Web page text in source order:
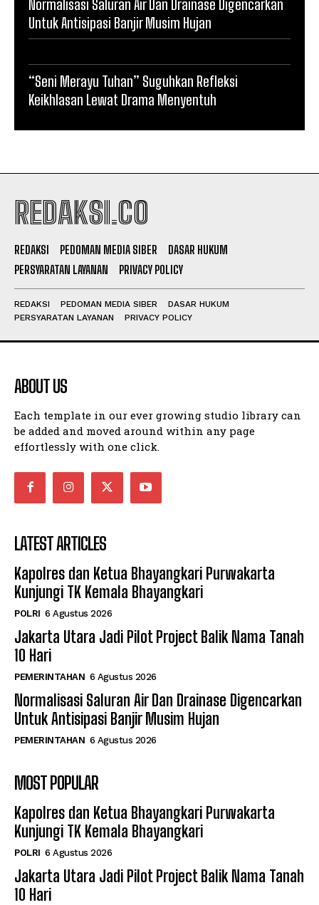
Normalisasi Saluran Air Dan Drainase Digencarkan
Untuk Antisipasi Banjir Musim Hujan
“Seni Merayu Tuhan” Suguhkan Refleksi
Keikhlasan Lewat Drama Menyentuh
REDAKSI.CO
REDAKSI PEDOMAN MEDIA SIBER
DASAR HUKUM
PERSYARATAN LAYANAN
PRIVACY POLICY
REDAKSI PEDOMAN MEDIA SIBER
DASAR HUKUM
PERSYARATAN LAYANAN
PRIVACY POLICY
ABOUT US
Each template in our ever growing studio library can
be added and moved around within any page
effortlessly with one click.
LATEST ARTICLES
Kapolres dan Ketua Bhayangkari Purwakarta
Kunjungi TK Kemala Bhayangkari
POLRI 6 Agustus 2026
Jakarta Utara Jadi Pilot Project Balik Nama Tanah
10 Hari
PEMERINTAHAN 6 Agustus 2026
Normalisasi Saluran Air Dan Drainase Digencarkan
Untuk Antisipasi Banjir Musim Hujan
PEMERINTAHAN 6 Agustus 2026
MOST POPULAR
Kapolres dan Ketua Bhayangkari Purwakarta
Kunjungi TK Kemala Bhayangkari
POLRI 6 Agustus 2026
Jakarta Utara Jadi Pilot Project Balik Nama Tanah
10 Hari